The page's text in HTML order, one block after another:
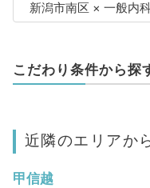
新潟市南区 × 一般内
こだわり条件から探
近隣のエリアか
甲信越